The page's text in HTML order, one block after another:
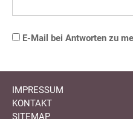
E-Mail bei Antworten zu
IMPRESSUM
KONTAKT
SITEMAP